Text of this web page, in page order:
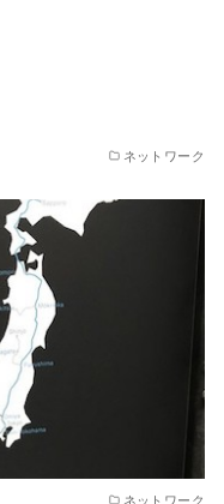
ネットワーク
ネットワーク